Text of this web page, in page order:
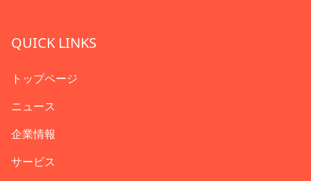
QUICK LINKS
トップページ
ニュース
企業情報
サービス